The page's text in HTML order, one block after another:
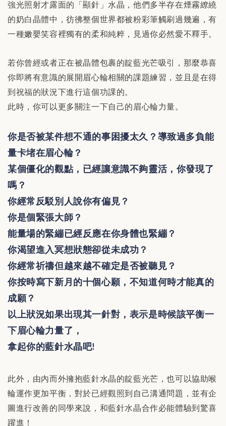
強光照射才露面的「顯針」水晶，他們多半存在煙霧繚繞
的奶白晶體中，彷彿整個世界都被粉彩筆觸刷過幾遍，有
一種嫩嬰笑容裡獨有的柔和純粹，見過你必然愛不釋手。
若你曾經或者正在被晶體包裹的靛藍光芒吸引，那麼恭喜
你即將有意識的展開眉心輪相關的課題練習，並且是在得
到祝福的狀況下進行這個功課的。
此時，你可以更多關注一下自己的眉心輪力量。
你是否被某件想不通的事困擾太久？導致過多負能
量卡堵在眉心輪？
某個僵化的觀點，已經讓意識不夠靈活，你發現了
嗎？
你經常反駁別人說你有偏見？
你是個緊張大師？
能量場的緊繃已經反應在你身體也緊繃？
你渴望進入冥想狀態卻從未成功？
你經常祈禱但越來越不確定是否被聽見？
你按時寫下新月的十個心願，不知道何時才能真的
成願？
以上狀況如果出現其一針對，表示是時候該平衡一
下眉心輪力量了，
拿起你的藍針水晶吧!
此外，由內而外擁抱藍針水晶的靛藍光芒，也可以協助喉
輪運作更加平衡，對於已經觀照到自己溝通問題，並有企
圖進行改善的同學來說，和藍針水晶合作必能體驗到驚喜
躍進！